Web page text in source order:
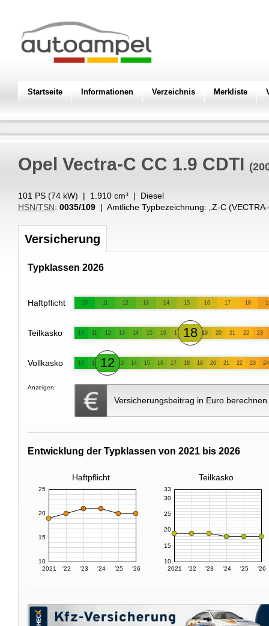
Startseite Informationen Verzeichnis Merkliste
Opel Vectra-C CC 1.9 CDTI
101 PS (74 kW) | 1.910 cm³ | Diesel
HSN/TSN: 0035/109 | Amtliche Typbezeichnung: „ Z-C
Versicherung
Typklassen 2026
Haftpflicht 10 11 12 13 14 15 16 17 18
Teilkasko 10 11 12 13 14 15 16 17 18 19 20 21 22 23
Vollkasko 10 11 12 13 14 15 16 17 18 19 20 21 22 23 24
Anzeigen:
Versicherungsbeitrag in Euro berechnen
Entwicklung der Typklassen von 2021 bis 2026
Haftpflicht Teilkasko
2021 '22 '23 '24 '25 '26
10
15
20
25
2021 '22 '23 '24 '25 '26
10
15
20
25
30
33